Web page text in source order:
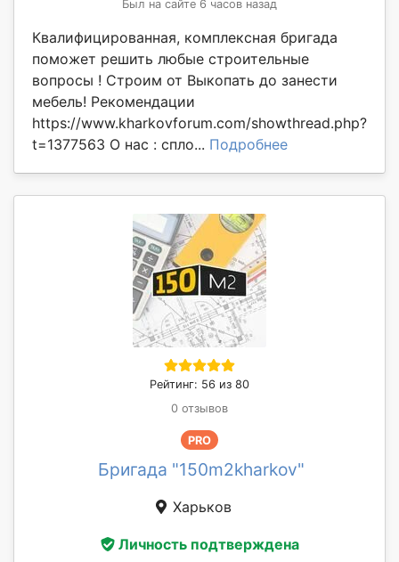
Был на сайте 6 часов назад
Квалифицированная, комплексная бригада
поможет решить любые строительные
вопросы ! Строим от Выкопать до занести
мебель! Рекомендации
https://www.kharkovforum.com/showthread.php?
t=1377563 О нас : спло... Подробнее
Рейтинг: 56 из 80
0 отзывов
PRO
Бригада "150m2kharkov"
Харьков
Личность подтверждена